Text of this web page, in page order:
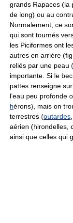
grands Rapaces (la
de long) ou au
Normalement, ce
qui sont tournés
les Piciformes ont
autres en arrière
reliés par une peau (
importante. Si le
pattes renseigne
l’eau peu profonde
hérons), mais on
terrestres (outardes
aérien (hirondelles,
ainsi que celles qui